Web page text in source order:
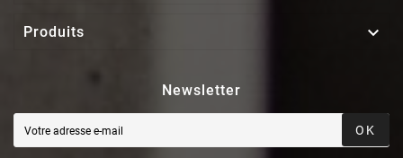
Produits 
Newsletter
OK